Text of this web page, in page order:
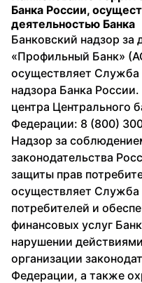
Банка России,
деятельностью Банка
Банковский надзор за
«Профильный Банк»
осуществляет Служба
надзора Банка
центра Центрального
Федерации: 8 (800)
Надзор за
законодательства
защиты прав
осуществляет Служба
потребителей и
финансовых услуг
нарушении
организации
Федерации, а также